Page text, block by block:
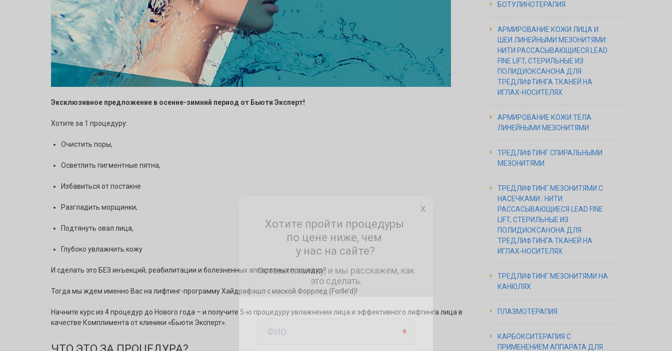
Эксклюзивное предложение в осенне-зимний период от Бьюти Эксперт!
Хотите за 1 процедуру:
Очистить поры,
Осветлить пигментные пятна,
Избавиться от постакне
Разгладить морщинки,
Подтянуть овал лица,
Глубоко увлажнить кожу
И сделать это БЕЗ инъекций, реабилитации и болезненных аппаратных процедур?
Тогда мы ждем именно Вас на лифтинг-программу Хайдрафэшл с маской Форрлед (Forlle’d)!
Начните курс из 4 процедур до Нового года – и получите 5-ю процедуру увлажнения лица и эффективного лифтинга лица в
качестве Комплимента от клиники «Бьюти Эксперт».
БОТУЛИНОТЕРАПИЯ
АРМИРОВАНИЕ КОЖИ ЛИЦА И
ШЕИ ЛИНЕЙНЫМИ МЕЗОНИТЯМИ:
НИТИ РАССАСЫВАЮЩИЕСЯ LEAD
FINE LIFT, СТЕРИЛЬНЫЕ ИЗ
ПОЛИДИОКСАНОНА ДЛЯ
ТРЕДЛИФТИНГА ТКАНЕЙ НА
ИГЛАХ-НОСИТЕЛЯХ
АРМИРОВАНИЕ КОЖИ ТЕЛА
ЛИНЕЙНЫМИ МЕЗОНИТЯМИ
ТРЕДЛИФТИНГ СПИРАЛЬНЫМИ
МЕЗОНИТЯМИ
ТРЕДЛИФТИНГ МЕЗОНИТЯМИ С
НАСЕЧКАМИ : НИТИ
РАССАСЫВАЮЩИЕСЯ LEAD FINE
LIFT, СТЕРИЛЬНЫЕ ИЗ
ПОЛИДИОКСАНОНА ДЛЯ
ТРЕДЛИФТИНГА ТКАНЕЙ НА
ИГЛАХ-НОСИТЕЛЯХ
ТРЕДЛИФТИНГ МЕЗОНИТЯМИ НА
КАНЮЛЯХ
ПЛАЗМОТЕРАПИЯ
КАРБОКСИТЕРАПИЯ С
ПРИМЕНЕНИЕМ АППАРАТА ДЛЯ
X